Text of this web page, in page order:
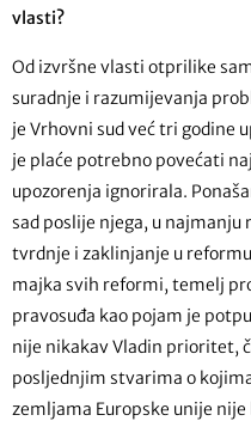
vlasti?
Od izvršne vlasti otprilike
suradnje i razumijevanja
je Vrhovni sud već tri godine
je plaće potrebno povećati
upozorenja ignorirala.
sad poslije njega, u najmanju
tvrdnje i zaklinjanje u
majka svih reformi, temelj
pravosuđa kao pojam je
nije nikakav Vladin prioritet,
posljednjim stvarima o
zemljama Europske unije